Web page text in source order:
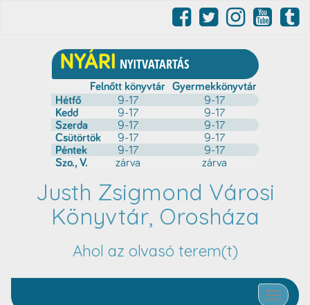
Justh Zsigmond Városi
Könyvtár, Orosháza
Ahol az olvasó terem(t)
Toggle